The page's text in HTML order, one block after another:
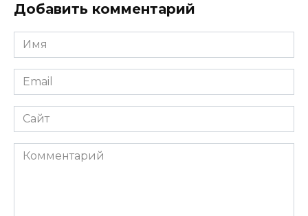
Добавить комментарий
Имя
*
Email
*
Сайт
Комментарий